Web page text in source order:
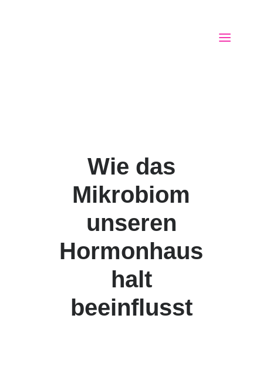
Wie das
Mikrobiom
unseren
Hormonhaus
halt
beeinflusst